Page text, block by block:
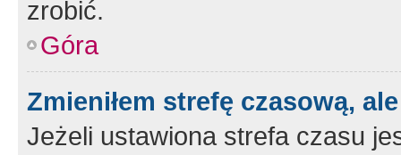
zrobić.
Góra
Zmieniłem strefę czasową,
Jeżeli ustawiona strefa czasu